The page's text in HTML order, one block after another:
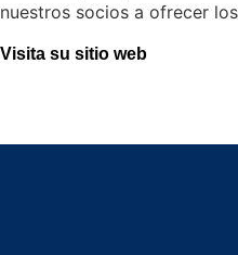
nuestros socios a ofrecer
Visita su sitio web